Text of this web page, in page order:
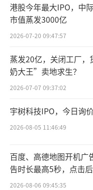
九价HPV疫苗被国
入优先审评品种公
现上市又迈出重要
8月26日盘后
息。万泰生物表
获批上市，将有
用，丰富公司产
竞争力，为公司持
不过，万泰生物直
市许可申请到获批
港股今年最大IPO，中
市值蒸发3000亿
2026-07-20 09:47:57
蒸发20亿，关闭工厂
奶大王”卖地求生？
2026-07-07 09:37:02
宇树科技IPO，今日询
2026-08-05 11:46:49
百度、高德地图开机广
告时长最高5秒，点击
2026-08-06 09:45:35